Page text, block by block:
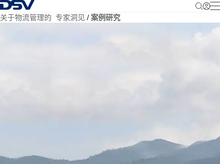
返回首页
关于物流管理的 专家洞见 案例研究